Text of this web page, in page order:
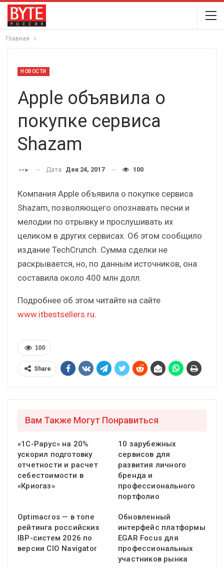
Главная
НОВОСТИ
Apple объявила о
покупке сервиса
Shazam
--> Дата: Дек 24, 2017 100
Компания Apple объявила о покупке сервиса
Shazam, позволяющего опознавать песни и
мелодии по отрывку и прослушивать их
целиком в других сервисах. Об этом сообщило
издание TechCrunch. Сумма сделки не
раскрывается, но, по данным источников, она
составила около 400 млн долл.
Подробнее об этом читайте на сайте
www.itbestsellers.ru.
100
Share
Вам Также Могут Понравиться
«1С-Рарус» на 20%
ускорил подготовку
отчетности и расчет
себестоимости в
«Криогаз»
10 зарубежных
сервисов для
развития личного
бренда и
профессионального
портфолио
Optimacros — в топе
рейтинга российских
IBP-систем 2026 по
версии CIO Navigator
Обновленный
интерфейс платформы
EGAR Focus для
профессиональных
участников рынка